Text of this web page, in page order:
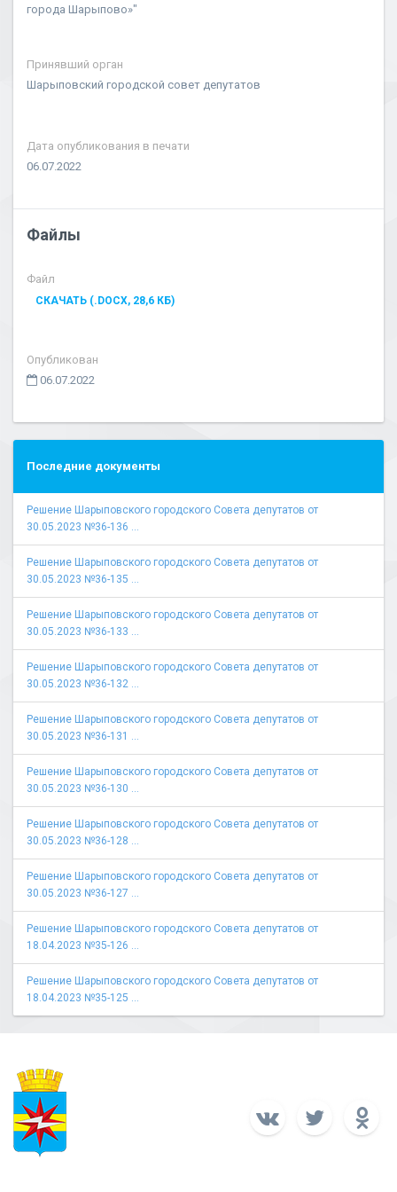
города Шарыпово»"
Принявший орган
Шарыповский городской совет депутатов
Дата опубликования в печати
06.07.2022
Файлы
Файл
СКАЧАТЬ (.DOCX, 28,6 КБ)
Опубликован
06.07.2022
Последние документы
Решение Шарыповского городского Совета депутатов от
30.05.2023 №36-136 ...
Решение Шарыповского городского Совета депутатов от
30.05.2023 №36-135 ...
Решение Шарыповского городского Совета депутатов от
30.05.2023 №36-133 ...
Решение Шарыповского городского Совета депутатов от
30.05.2023 №36-132 ...
Решение Шарыповского городского Совета депутатов от
30.05.2023 №36-131 ...
Решение Шарыповского городского Совета депутатов от
30.05.2023 №36-130 ...
Решение Шарыповского городского Совета депутатов от
30.05.2023 №36-128 ...
Решение Шарыповского городского Совета депутатов от
30.05.2023 №36-127 ...
Решение Шарыповского городского Совета депутатов от
18.04.2023 №35-126 ...
Решение Шарыповского городского Совета депутатов от
18.04.2023 №35-125 ...